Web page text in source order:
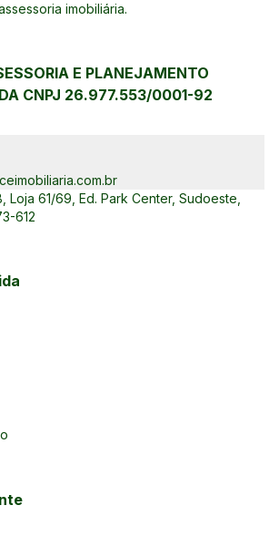
imobiliária.
E PLANEJAMENTO
CNPJ 26.977.553/0001-92
Loja 61/69, Ed. Park Center, Sudoeste,
612